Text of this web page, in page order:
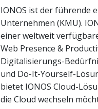
IONOS ist der führende
Unternehmen (KMU).
einer weltweit
Web Presence &
Digitalisierungs-
und Do-It-Yourself-
bietet IONOS Cloud-
die Cloud wechseln